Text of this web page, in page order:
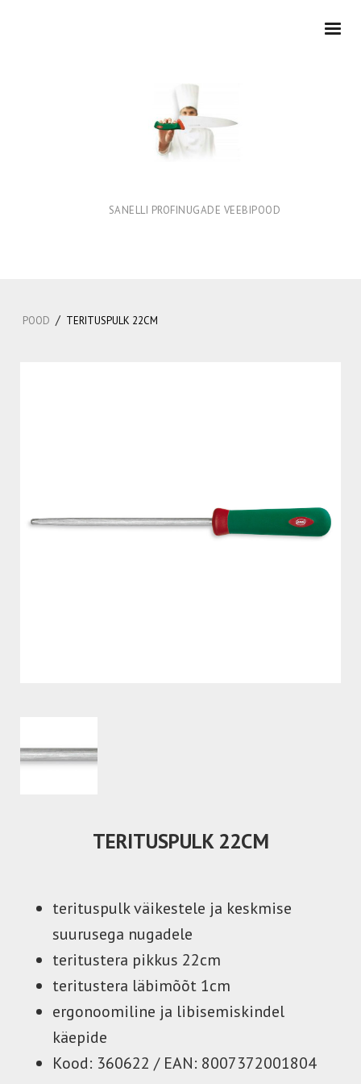
SANELLI PROFINUGADE VEEBIPOOD
POOD / TERITUSPULK 22CM
TERITUSPULK 22CM
terituspulk väikestele ja keskmise
suurusega nugadele
teritustera pikkus 22cm
teritustera läbimõõt 1cm
ergonoomiline ja libisemiskindel
käepide
Kood: 360622 / EAN: 8007372001804